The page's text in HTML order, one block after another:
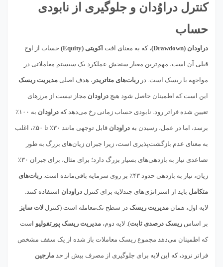
کنترل دراوُدان و جلوگیری از نابودی
حساب
دراودان (Drawdown) ، که به معنای افت اکویتی (Equity) حساب از اوج
قبلی آن است، مهم‌ترین معیار سنجش عملکرد یک سیستم معاملاتی در
مواجهه با ریسک است. در ربات‌های متاتریدر ، هدف اصلی مدیریت ریسک
این است که اطمینان حاصل شود هیچ دراودان مجاز نیست از مرزهای
تعیین شده فراتر رود. نابودی حساب زمانی رخ می‌دهد که دراودان به ۱۰۰٪
برسد، اما در عمل، رسیدن به دراودان قابل توجهی مانند ۳۰٪ تا ۵۰٪، اغلب
به معنای عدم بازگشت‌پذیری است، زیرا جبران زیان‌های بزرگ به طور
تصاعدی نیاز به بازدهی‌های بسیار بزرگ دارد؛ برای مثال، برای جبران ۳۰٪
زیان، نیاز به بازدهی حدود ۴۳٪ بر روی سرمایه باقی‌مانده است. ربات‌های
متکامل باید از استراتژی‌های چندلایه برای کنترل دراودان استفاده کنند.
لایه اول، همان مدیریت ریسک در سطح تک‌معامله است (کنترل لات سایز
بر اساس ریسک درصدی ثابت). لایه دوم، مدیریت ریسک پورتفولیو است
که اطمینان می‌دهد مجموع ریسک معاملات باز شده از یک سقف مشخص
فراتر نرود، که این لایه برای جلوگیری از مصرف بیش از حد مارجین